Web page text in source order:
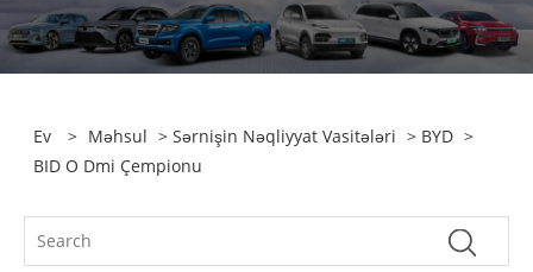
Ev > Məhsul >Sərnişin Nəqliyyat Vasitələri > BYD >
BID O Dmi Çempionu